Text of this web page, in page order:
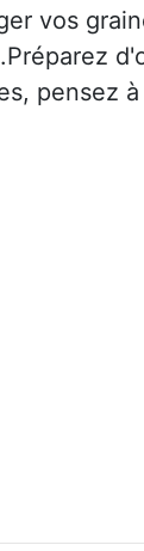
vos
pensez